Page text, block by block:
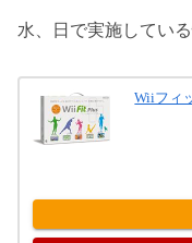
水、日で実施してい
Wiiフィ